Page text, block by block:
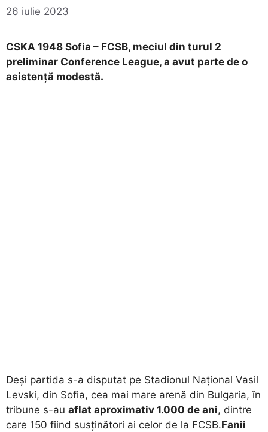
26 iulie 2023
CSKA 1948 Sofia – FCSB, meciul din turul 2
preliminar Conference League, a avut parte de o
asistență modestă.
Deși partida s-a disputat pe Stadionul Național Vasil
Levski, din Sofia, cea mai mare arenă din Bulgaria, în
tribune s-au aflat aproximativ 1.000 de ani, dintre
care 150 fiind susținători ai celor de la FCSB.Fanii